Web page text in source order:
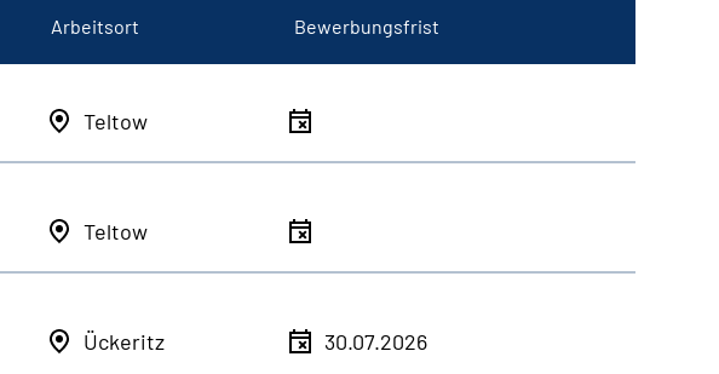
Arbeitsort Bewerbungsfrist
Teltow
Teltow
Ückeritz 30.07.2026